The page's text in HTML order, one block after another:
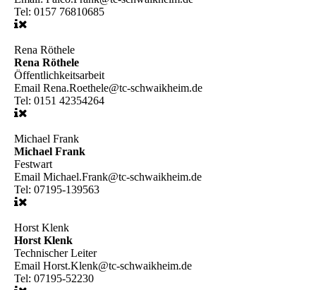
Tel: 0157 76810685
Rena Röthele
Rena Röthele
Öffentlichkeitsarbeit
Email Rena.Roethele@tc-schwaikheim.de
Tel: 0151 42354264
Michael Frank
Michael Frank
Festwart
Email Michael.Frank@tc-schwaikheim.de
Tel: 07195-139563
Horst Klenk
Horst Klenk
Technischer Leiter
Email Horst.Klenk@tc-schwaikheim.de
Tel: 07195-52230